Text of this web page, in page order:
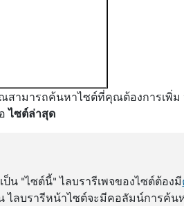
ามารถค้นหาไซต์ที่คุณต้องการเพิ่ม
ไซต์ล่าสุด
น "ไซต์นี้" ไลบรารีเพจของไซต์ต้องมี
ไลบรารีหน้าไซต์จะมีคอลัมน์การค้น